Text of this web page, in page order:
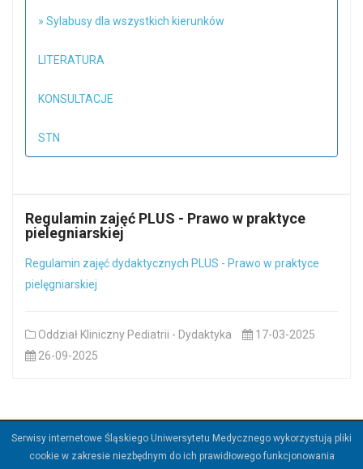
» Sylabusy dla wszystkich kierunków
LITERATURA
KONSULTACJE
STN
Regulamin zajęć PLUS - Prawo w praktyce
pielegniarskiej
Regulamin zajęć dydaktycznych PLUS - Prawo w praktyce
pielęgniarskiej
Oddział Kliniczny Pediatrii - Dydaktyka
17-03-2025
26-09-2025
2026Śląski Uniwersytet Medyczny w Katowicach.
Serwisy internetowe Śląskiego Uniwersytetu Medycznego wykorzystują pliki
cookie w zakresie niezbędnym do ich prawidłowego funkcjonowania